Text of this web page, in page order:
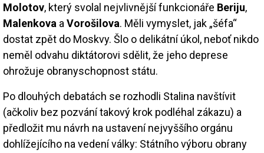
Molotov, který svolal nejvlivnější funkcionáře Beriju,
Malenkova a Vorošilova. Měli vymyslet, jak „šéfa“
dostat zpět do Moskvy. Šlo o delikátní úkol, neboť nikdo
neměl odvahu diktátorovi sdělit, že jeho deprese
ohrožuje obranyschopnost státu.
Po dlouhých debatách se rozhodli Stalina navštívit
(ačkoliv bez pozvání takový krok podléhal zákazu) a
předložit mu návrh na ustavení nejvyššího orgánu
dohlížejícího na vedení války: Státního výboru obrany